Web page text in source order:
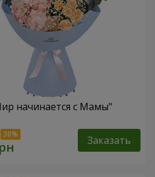
начинается с Мамы"
Заказать